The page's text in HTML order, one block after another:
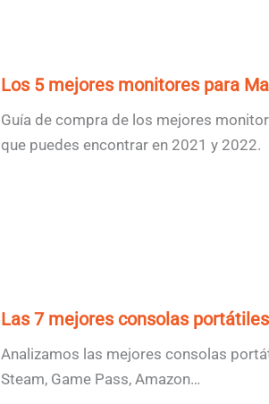
Los 5 mejores monitores para
Guía de compra de los mejores
que puedes encontrar en 2021 y 2022.
Las 7 mejores consolas
Analizamos las mejores consolas
Steam, Game Pass, Amazon…